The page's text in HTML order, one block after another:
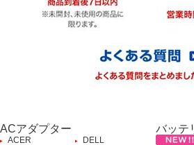
ACアダプター
ACER DELL
バッテ